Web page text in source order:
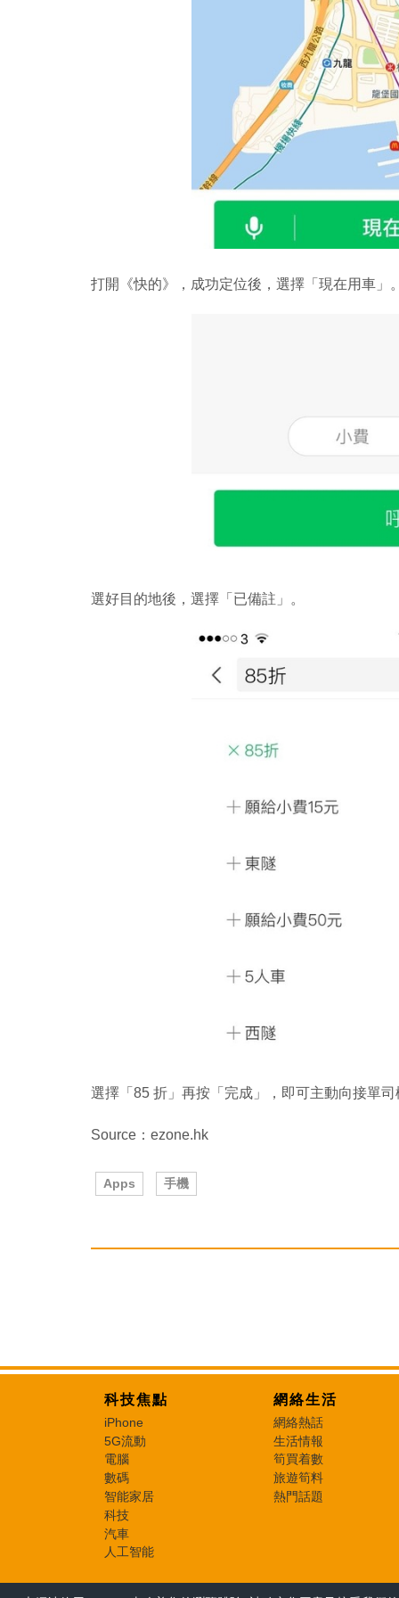
打開《快的》，成功定位後，選擇「現在用車」
選好目的地後，選擇「已備註」。
選擇「85 折」再按「完成」，即可主動向接單
Source：ezone.hk
Apps 手機
科技焦點
iPhone
5G流動
電腦
數碼
智能家居
科技
汽車
人工智能
網絡生活
網絡熱話
生活情報
筍買着數
旅遊筍料
熱門話題